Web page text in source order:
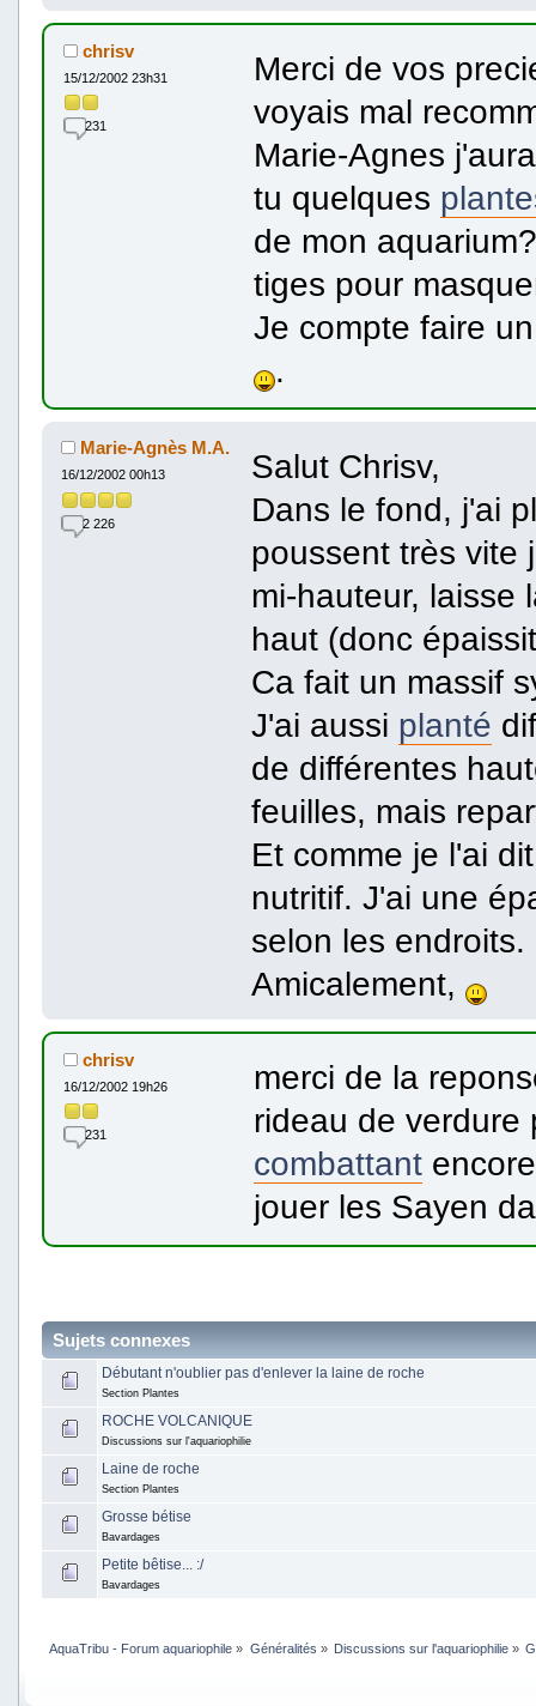
chrisv
15/12/2002 23h31
231
Merci de vos
voyais mal
Marie-Agnes
tu quelques
de mon
tiges pour
Je compte faire
.
Marie-Agnès M.A.
16/12/2002 00h13
2 226
Salut Chrisv,
Dans le fond, j'ai
poussent très vite
mi-hauteur, laisse
haut (donc
Ca fait un massif
J'ai aussi planté
de différentes
feuilles, mais
Et comme je l'ai
nutritif. J'ai une
selon les endroits.
Amicalement,
chrisv
16/12/2002 19h26
231
merci de la
rideau de verdure
combattant
jouer les Sayen
Sujets connexes
Débutant n'oublier pas d'enlever la laine de roche
Section Plantes
ROCHE VOLCANIQUE
Discussions sur l'aquariophilie
Laine de roche
Section Plantes
Grosse bétise
Bavardages
Petite bêtise... :/
Bavardages
AquaTribu - Forum aquariophile » Généralités » Discussions sur l'aquariophilie»